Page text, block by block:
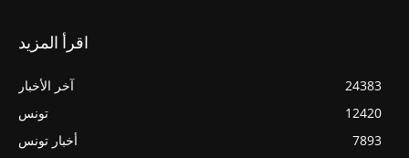
اقرأ المزيد
آخر الأخبار
24383
تونس
12420
أخبار تونس
7893